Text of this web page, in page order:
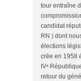
tour entraîne
candidat
RN ) dont
élections
crée en 1958
IVᵉ
retour du